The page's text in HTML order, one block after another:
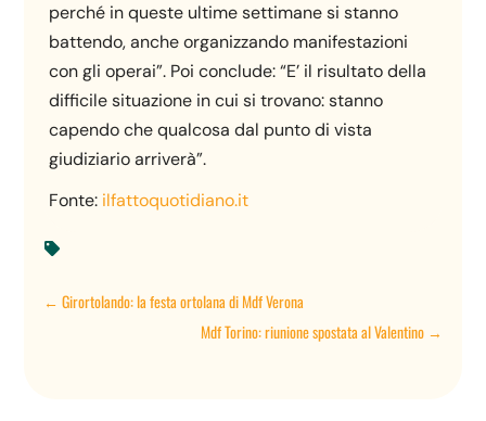
perché in queste ultime settimane si stanno
battendo, anche organizzando manifestazioni
con gli operai”. Poi conclude: “E’ il risultato della
difficile situazione in cui si trovano: stanno
capendo che qualcosa dal punto di vista
giudiziario arriverà”.
Fonte: ilfattoquotidiano.it

←Girortolando: la festa ortolana di Mdf Verona
Mdf Torino: riunione spostata al Valentino→